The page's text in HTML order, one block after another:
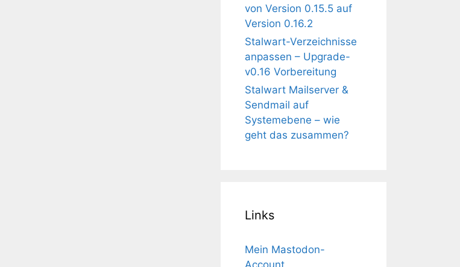
von Version 0.15.5 auf
Version 0.16.2
Stalwart-Verzeichnisse
anpassen – Upgrade-
v0.16 Vorbereitung
Stalwart Mailserver &
Sendmail auf
Systemebene – wie
geht das zusammen?
Links
Mein Mastodon-
Account